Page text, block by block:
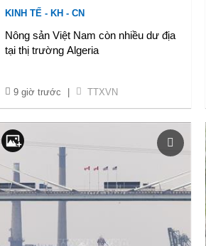
KINH TẾ - KH - CN
Nông sản Việt Nam còn nhiều dư địa
tại thị trường Algeria
9 giờ trước TTXVN